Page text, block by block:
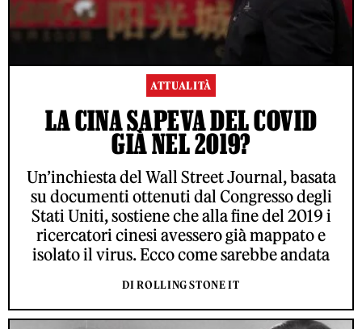
ATTUALITÀ
LA CINA SAPEVA DEL COVID
GIÀ NEL 2019?
Un’inchiesta del Wall Street Journal, basata
su documenti ottenuti dal Congresso degli
Stati Uniti, sostiene che alla fine del 2019 i
ricercatori cinesi avessero già mappato e
isolato il virus. Ecco come sarebbe andata
DI ROLLING STONE IT